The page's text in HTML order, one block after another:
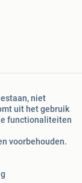
niet
uit het gebruik
functionaliteiten
voorbehouden.